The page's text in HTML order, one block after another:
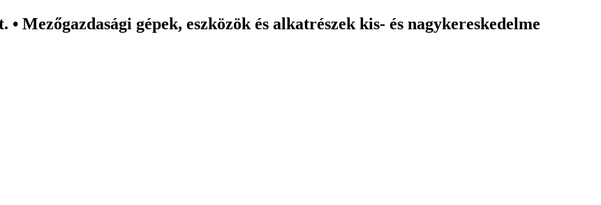
Mezőgazdasági gépek, eszközök és alkatrészek kis- és nagykereskedelme